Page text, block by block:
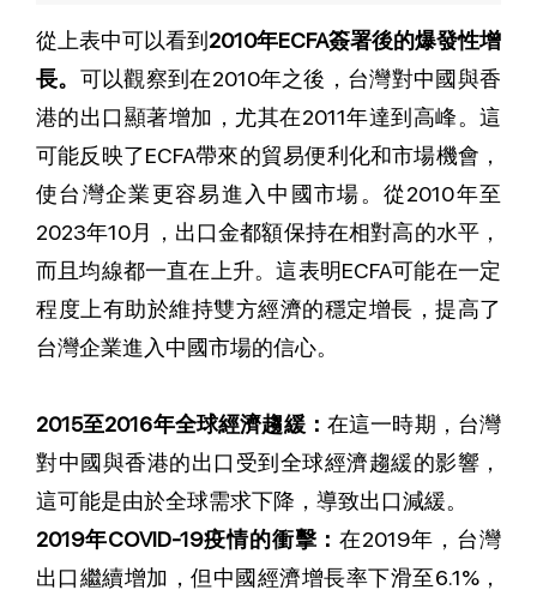
從上表中可以看到 2010年ECFA簽署後的爆發性增
長。 可以觀察到在2010年之後，台灣對中國與香
港的出口顯著增加，尤其在2011年達到高峰。這
可能反映了ECFA帶來的貿易便利化和市場機會，
使台灣企業更容易進入中國市場。從2010年至
2023年10月，出口金都額保持在相對高的水平，
而且均線都一直在上升。這表明ECFA可能在一定
程度上有助於維持雙方經濟的穩定增長，提高了
台灣企業進入中國市場的信心。
2015至2016年全球經濟趨緩： 在這一時期，台灣
對中國與香港的出口受到全球經濟趨緩的影響，
這可能是由於全球需求下降，導致出口減緩。
2019年COVID-19疫情的衝擊：在2019年，台灣
出口繼續增加，但中國經濟增長率下滑至6.1%，